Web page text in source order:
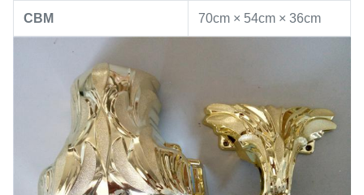
CBM 70cm × 54cm × 36cm